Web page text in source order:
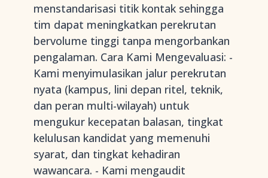
menstandarisasi titik kontak sehingga
tim dapat meningkatkan perekrutan
bervolume tinggi tanpa mengorbankan
pengalaman. Cara Kami Mengevaluasi: -
Kami menyimulasikan jalur perekrutan
nyata (kampus, lini depan ritel, teknik,
dan peran multi-wilayah) untuk
mengukur kecepatan balasan, tingkat
kelulusan kandidat yang memenuhi
syarat, dan tingkat kehadiran
wawancara. - Kami mengaudit